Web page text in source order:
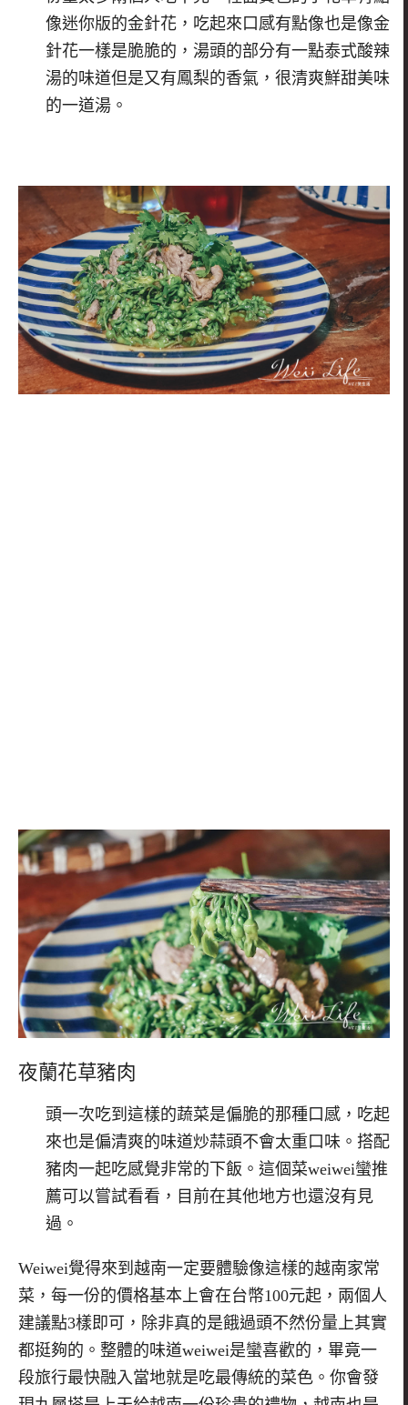
像迷你版的金針花，吃起來口感有點像也是像金
針花一樣是脆脆的，湯頭的部分有一點泰式酸辣
湯的味道但是又有鳳梨的香氣，很清爽鮮甜美味
的一道湯。
夜蘭花草豬肉
頭一次吃到這樣的蔬菜是偏脆的那種口感，吃起
來也是偏清爽的味道炒蒜頭不會太重口味。搭配
豬肉一起吃感覺非常的下飯。這個菜weiwei蠻推
薦可以嘗試看看，目前在其他地方也還沒有見
過。
Weiwei覺得來到越南一定要體驗像這樣的越南家常
菜，每一份的價格基本上會在台幣100元起，兩個人
建議點3樣即可，除非真的是餓過頭不然份量上其實
都挺夠的。整體的味道weiwei是蠻喜歡的，畢竟一
段旅行最快融入當地就是吃最傳統的菜色。你會發